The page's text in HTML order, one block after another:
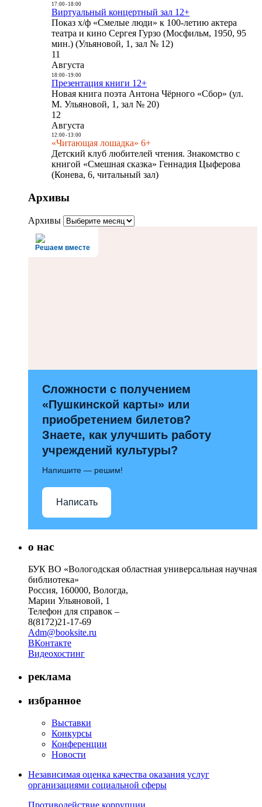
17:00- 18:00
Виртуальный концертный зал 12+
Показ х/ф «Смелые люди» к 100-летию актера
театра и кино Сергея Гурзо (Мосфильм, 1950, 95
мин.) (Ульяновой, 1, зал № 12)
11
Августа
18:00- 19:00
Презентация книги 12+
Новая книга поэта Антона Чёрного «Сбор» (ул.
М. Ульяновой, 1, зал № 20)
12
Августа
12:00- 13:00
«Читающая лошадка» 6+
Детский клуб любителей чтения. Знакомство с
книгой «Смешная сказка» Геннадия Цыферова
(Конева, 6, читальный зал)
Архивы
Архивы
Решаем вместе
Сложности с получением
«Пушкинской карты» или
приобретением билетов?
Знаете, как улучшить работу
учреждений культуры?
Напишите — решим!
Написать
о нас
БУК ВО «Вологодская областная универсальная научная
библиотека»
Россия, 160000, Вологда,
Марии Ульяновой, 1
Телефон для справок –
8(8172)21-17-69
Adm@booksite.ru
ВКонтакте
Видеохостинг
реклама
избранное
Выставки
Конкурсы
Конференции
Новости
Независимая оценка качества оказания услуг
организациями социальной сферы